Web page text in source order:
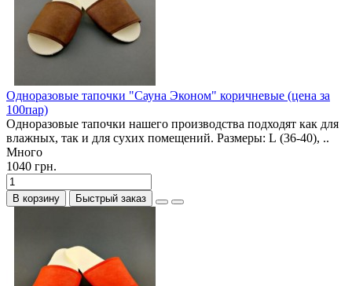
Одноразовые тапочки "Сауна Эконом" коричневые (цена за
100пар)
Одноразовые тапочки нашего производства подходят как для
влажных, так и для сухих помещений. Размеры: L (36-40), ..
Много
1040 грн.
В корзину Быстрый заказ